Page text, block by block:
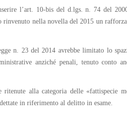
l’art. 10-bis del d.lgs. n. 74 del
nella novella del 2015 un
n. 23 del 2014 avrebbe limitato lo
anziché penali, tenuto conto
alla categoria delle «fattispecie
in riferimento al delitto in esame.